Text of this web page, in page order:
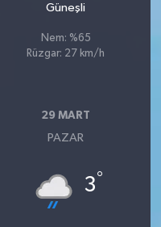
Güneşli
Nem: %65
Rüzgar: 27 km/h
29 MART
PAZAR
3°